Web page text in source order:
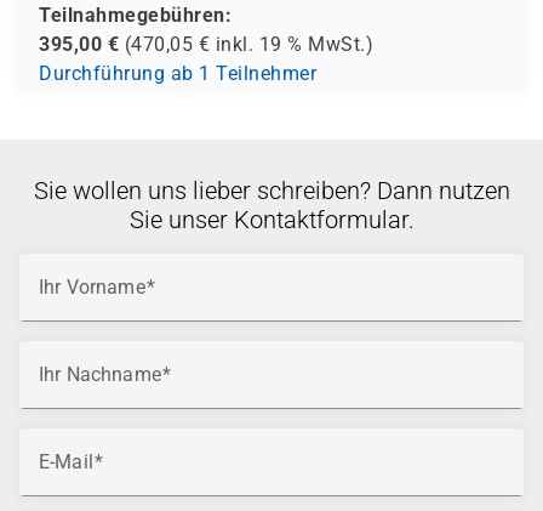
Teilnahmegebühren:
395,00 € (470,05 € inkl. 19 % MwSt.)
Durchführung ab 1 Teilnehmer
Sie wollen uns lieber schreiben? Dann nutzen
Sie unser Kontaktformular.
Ihr Vorname
Ihr Nachname
E-Mail